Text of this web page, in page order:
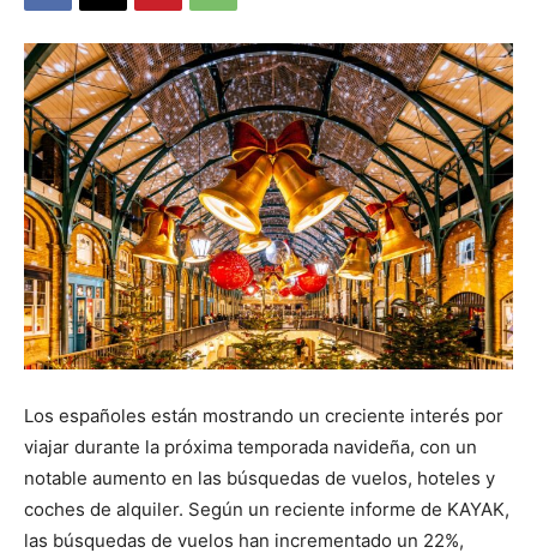
Los españoles están mostrando un creciente interés por
viajar durante la próxima temporada navideña, con un
notable aumento en las búsquedas de vuelos, hoteles y
coches de alquiler. Según un reciente informe de KAYAK,
las búsquedas de vuelos han incrementado un 22%,